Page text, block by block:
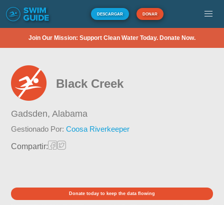
DESCARGAR DONAR
Join Our Mission: Support Clean Water Today. Donate Now.
Black Creek
Gadsden,Alabama
Gestionado Por:Coosa Riverkeeper
Compartir:
Donate today to keep the data flowing